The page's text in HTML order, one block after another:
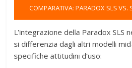
COMPARATIVA: PARADOX SLS VS.
L’integrazione della Paradox SLS
si differenzia dagli altri modelli
specifiche attitudini d’uso: